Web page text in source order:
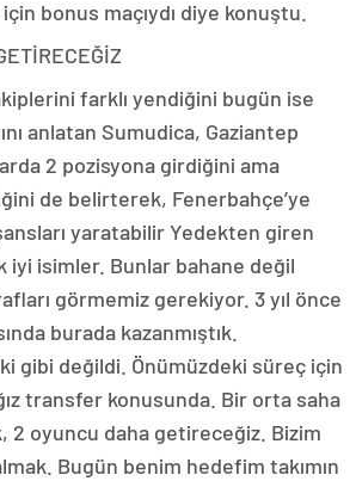
bonus maçıydı diye konuştu.
farklı yendiğini bugün ise
anlatan Sumudica, Gaziantep
2 pozisyona girdiğini ama
de belirterek, Fenerbahçe’ye
yaratabilir Yedekten giren
iyi isimler. Bunlar bahane değil
görmemiz gerekiyor. 3 yıl önce
burada kazanmıştık.
gibi değildi. Önümüzdeki süreç için
transfer konusunda. Bir orta saha
2 oyuncu daha getireceğiz. Bizim
Bugün benim hedefim takımın